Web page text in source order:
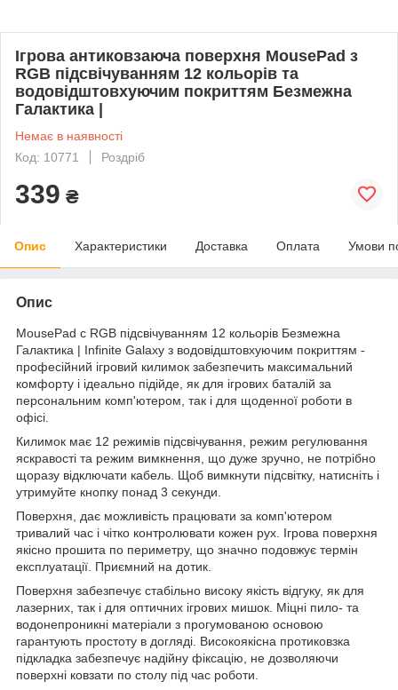
Ігрова антиковзаюча поверхня MousePad з
RGB підсвічуванням 12 кольорів та
водовідштовхуючим покриттям Безмежна
Галактика |
Немає в наявності
Код: 10771
Роздріб
339 ₴
Опис Характеристики Доставка Оплата Умови
Опис
MousePad c RGB підсвічуванням 12 кольорів Безмежна
Галактика | Infinite Galaxy з водовідштовхуючим покриттям -
професійний ігровий килимок забезпечить максимальний
комфорту і ідеально підійде, як для ігрових баталій за
персональним комп'ютером, так і для щоденної роботи в
офісі.
Килимок має 12 режимів підсвічування, режим регулювання
яскравості та режим вимкнення, що дуже зручно, не потрібно
щоразу відключати кабель. Щоб вимкнути підсвітку, натисніть і
утримуйте кнопку понад 3 секунди.
Поверхня, дає можливість працювати за комп'ютером
тривалий час і чітко контролювати кожен рух. Ігрова поверхня
якісно прошита по периметру, що значно подовжує термін
експлуатації. Приємний на дотик.
Поверхня забезпечує стабільно високу якість відгуку, як для
лазерних, так і для оптичних ігрових мишок. Міцні пило- та
водонепроникні матеріали з прогумованою основою
гарантують простоту в догляді. Високоякісна протиковзка
підкладка забезпечує надійну фіксацію, не дозволяючи
поверхні ковзати по столу під час роботи.